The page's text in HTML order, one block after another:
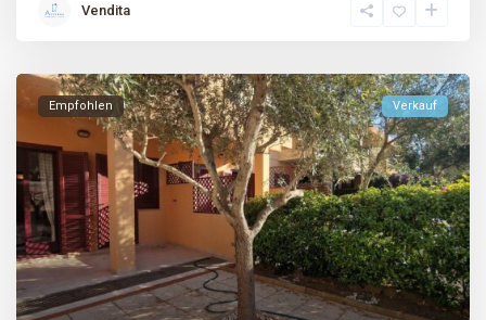
Vendita
Empfohlen Verkauf